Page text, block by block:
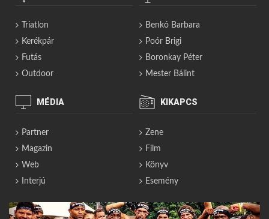
Triatlon
Kerékpár
Futás
Outdoor
Benkó Barbara
Poór Brigi
Boronkay Péter
Mester Bálint
MÉDIA
Partner
Magazin
Web
Interjú
KIKAPCS
Zene
Film
Könyv
Esemény